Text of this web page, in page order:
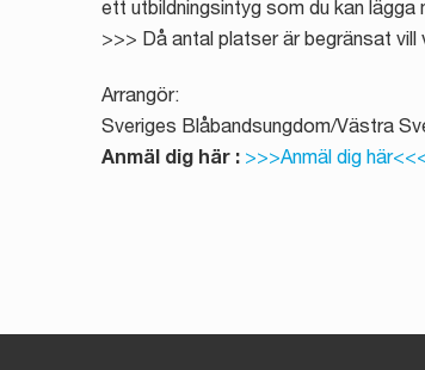
ett utbildningsintyg som du kan lägga
>>> Då antal platser är begränsat
Arrangör:
Sveriges Blåbandsungdom/Västra
Anmäl dig här : >>>Anmäl dig